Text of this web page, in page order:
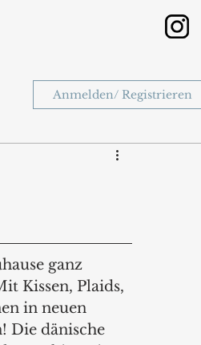
Anmelden/ Registrieren
ganz
Kissen, Plaids,
in neuen
Die dänische